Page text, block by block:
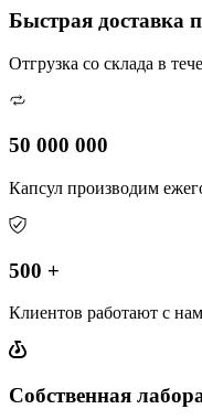
Быстрая доставка
Отгрузка со склада в
50 000 000
Капсул производим
500 +
Клиентов работают с
Собственная